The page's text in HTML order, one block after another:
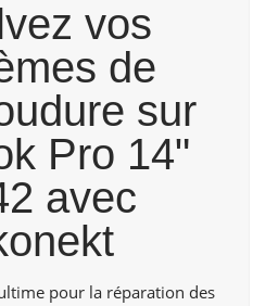
vos
de
sur
Pro 14"
avec
pour la réparation des